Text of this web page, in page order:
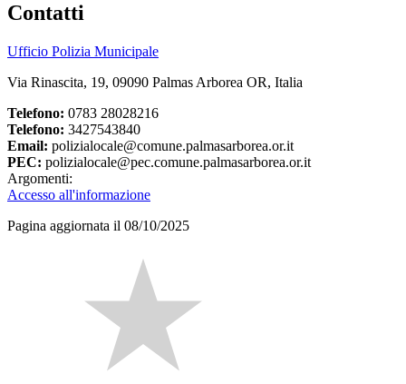
Contatti
Ufficio Polizia Municipale
Via Rinascita, 19, 09090 Palmas Arborea OR, Italia
Telefono: 0783 28028216
Telefono: 3427543840
Email: polizialocale@comune.palmasarborea.or.it
PEC: polizialocale@pec.comune.palmasarborea.or.it
Argomenti:
Accesso all'informazione
Pagina aggiornata il 08/10/2025